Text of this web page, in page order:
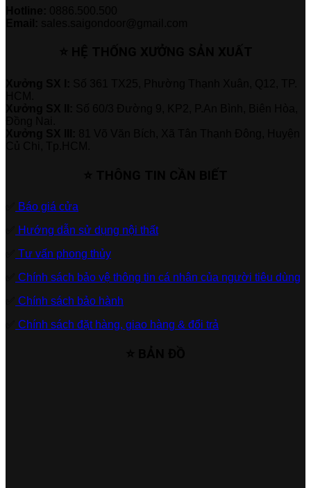
Báo giá cửa
Hướng dẫn sử dụng nội thất
Tư vấn phong thủy
Chính sách bảo vệ thông tin cá nhân của người tiêu dùng
Chính sách bảo hành
Chính sách đặt hàng, giao hàng & đổi trả